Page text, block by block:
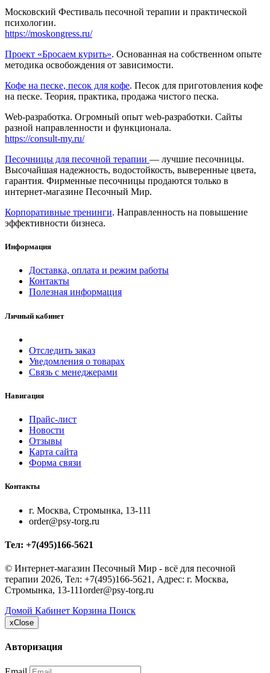
Московский Фестиваль песочной терапии и практической
психологии.
https://moskongress.ru/
Проект «Бросаем курить». Основанная на собственном опыте
методика освобождения от зависимости.
Кофе на песке, песок для кофе. Песок для приготовления кофе
на песке. Теория, практика, продажа чистого песка.
Web-разработка. Огромный опыт web-разработки. Сайты
разной направленности и функционала.
https://consult-my.ru/
Песочницы для песочной терапии — лучшие песочницы.
Высочайшая надежность, водостойкость, выверенные цвета,
гарантия. Фирменные песочницы продаются только в
интернет-магазине Песочный Мир.
Корпоративные тренинги. Направленность на повышение
эффективности бизнеса.
Информация
Доставка, оплата и режим работы
Контакты
Полезная информация
Личный кабинет
Отследить заказ
Уведомления о товарах
Связь с менеджерами
Навигация
Прайс-лист
Новости
Отзывы
Карта сайта
Форма связи
Контакты
г. Москва, Стромынка, 13-111
order@psy-torg.ru
Тел: +7(495)166-5621
© Интернет-магазин Песочный Мир - всё для песочной
терапии 2026, Тел: +7(495)166-5621 , Адрес: г. Москва,
Стромынка, 13-111order@psy-torg.ru
Домой Кабинет Корзина Поиск
xClose
Авторизация